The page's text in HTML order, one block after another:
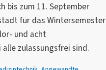
bis zum 11. September
für das Wintersemester
und acht
zulassungsfrei sind.